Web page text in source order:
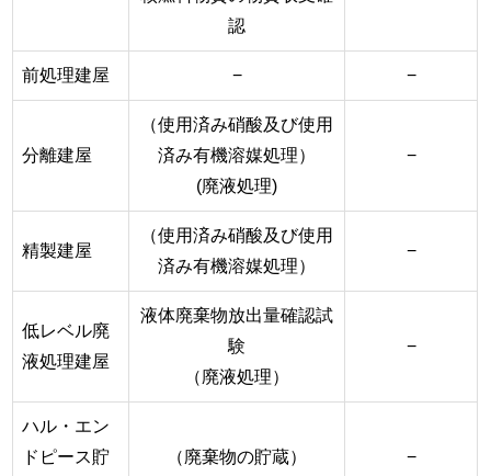
認
前処理建屋 − −
分離建屋
（使用済み硝酸及び使用
済み有機溶媒処理）
(廃液処理)
−
精製建屋
（使用済み硝酸及び使用
済み有機溶媒処理）
−
低レベル廃
液処理建屋
液体廃棄物放出量確認試
験
（廃液処理）
−
ハル・エン
ドピース貯
（廃棄物の貯蔵） −